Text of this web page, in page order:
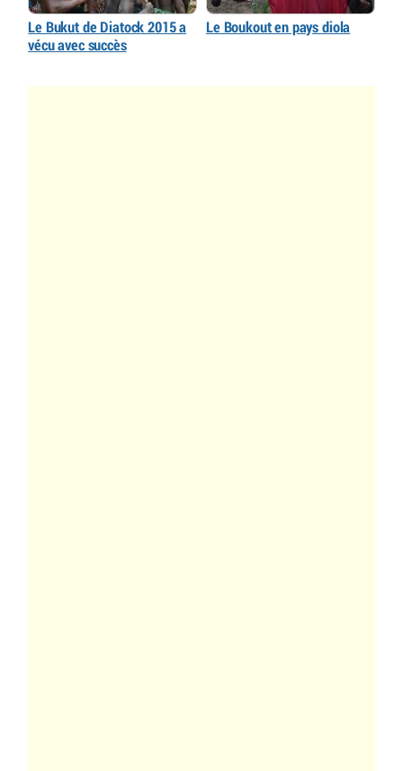
Le Bukut de Diatock 2015 a
vécu avec succès
Le Boukout en pays diola